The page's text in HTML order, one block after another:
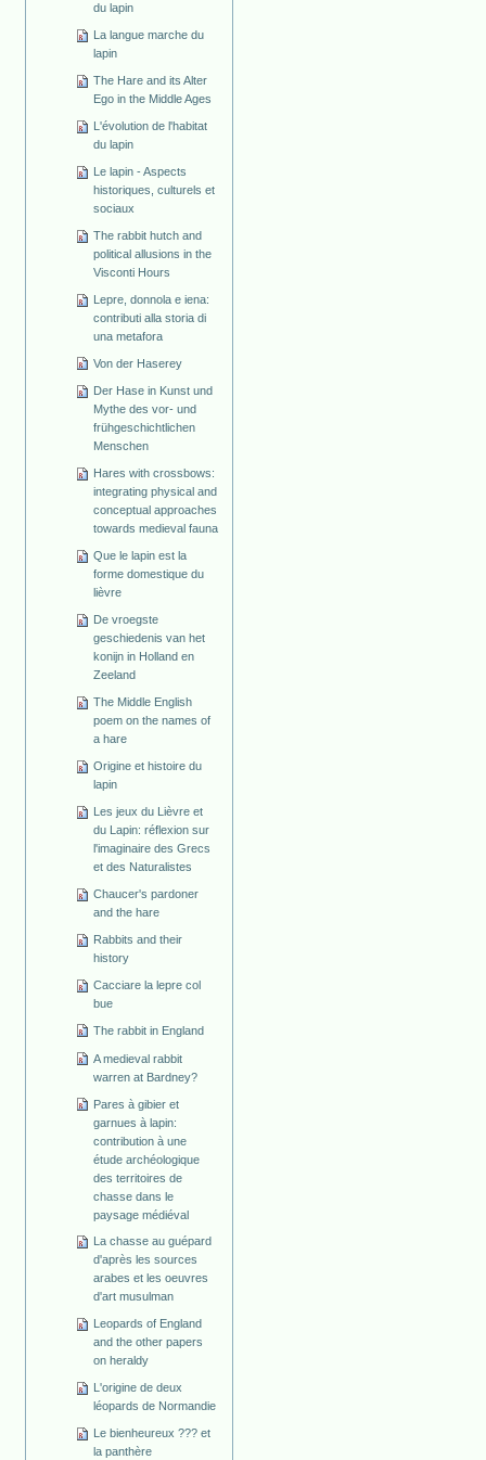
du lapin
La langue marche du
lapin
The Hare and its Alter
Ego in the Middle Ages
L'évolution de l'habitat
du lapin
Le lapin - Aspects
historiques, culturels et
sociaux
The rabbit hutch and
political allusions in the
Visconti Hours
Lepre, donnola e iena:
contributi alla storia di
una metafora
Von der Haserey
Der Hase in Kunst und
Mythe des vor- und
frühgeschichtlichen
Menschen
Hares with crossbows:
integrating physical and
conceptual approaches
towards medieval fauna
Que le lapin est la
forme domestique du
lièvre
De vroegste
geschiedenis van het
konijn in Holland en
Zeeland
The Middle English
poem on the names of
a hare
Origine et histoire du
lapin
Les jeux du Lièvre et
du Lapin: réflexion sur
l'imaginaire des Grecs
et des Naturalistes
Chaucer's pardoner
and the hare
Rabbits and their
history
Cacciare la lepre col
bue
The rabbit in England
A medieval rabbit
warren at Bardney?
Pares à gibier et
garnues à lapin:
contribution à une
étude archéologique
des territoires de
chasse dans le
paysage médiéval
La chasse au guépard
d'après les sources
arabes et les oeuvres
d'art musulman
Leopards of England
and the other papers
on heraldy
L'origine de deux
léopards de Normandie
Le bienheureux ??? et
la panthère